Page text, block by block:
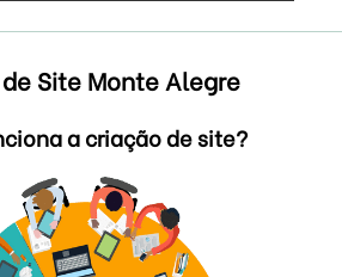
Site Monte Alegre
a criação de site?